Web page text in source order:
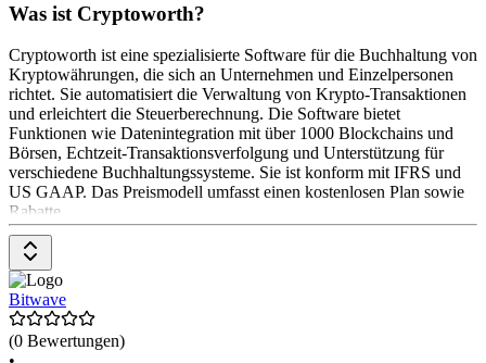
Was ist Cryptoworth?
Cryptoworth ist eine spezialisierte Software für die Buchhaltung von
Kryptowährungen, die sich an Unternehmen und Einzelpersonen
richtet. Sie automatisiert die Verwaltung von Krypto-Transaktionen
und erleichtert die Steuerberechnung. Die Software bietet
Funktionen wie Datenintegration mit über 1000 Blockchains und
Börsen, Echtzeit-Transaktionsverfolgung und Unterstützung für
verschiedene Buchhaltungssysteme. Sie ist konform mit IFRS und
US GAAP. Das Preismodell umfasst einen kostenlosen Plan sowie
Rabatte
Bitwave
(0 Bewertungen)